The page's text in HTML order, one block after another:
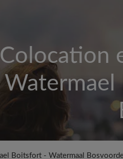
Colocation
Watermael